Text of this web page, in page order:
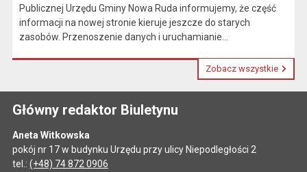
Publicznej Urzędu Gminy Nowa Ruda informujemy, że część
informacji na nowej stronie kieruje jeszcze do starych
zasobów. Przenoszenie danych i uruchamianie...
Zobacz wszystkie
Główny redaktor Biuletynu
Aneta Witkowska
pokój nr 17 w budynku Urzędu przy ulicy Niepodległości 2
tel.: (+48) 74 872 0906